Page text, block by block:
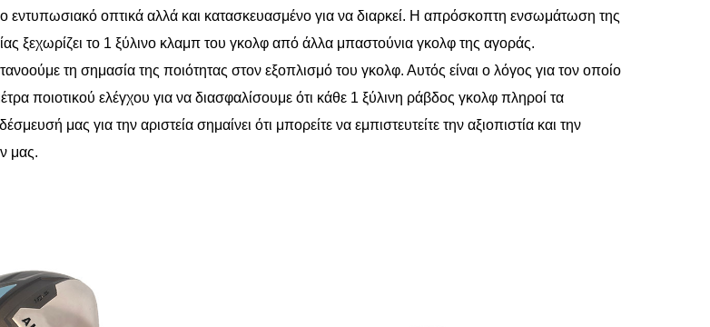
εντυπωσιακό οπτικά αλλά και κατασκευασμένο για να διαρκεί. Η απρόσκοπτη ενσωμάτωση της
ξεχωρίζει το 1 ξύλινο κλαμπ του γκολφ από άλλα μπαστούνια γκολφ της αγοράς.
τη σημασία της ποιότητας στον εξοπλισμό του γκολφ. Αυτός είναι ο λόγος για τον οποίο
ποιοτικού ελέγχου για να διασφαλίσουμε ότι κάθε 1 ξύλινη ράβδος γκολφ πληροί τα
μας για την αριστεία σημαίνει ότι μπορείτε να εμπιστευτείτε την αξιοπιστία και την
μας.